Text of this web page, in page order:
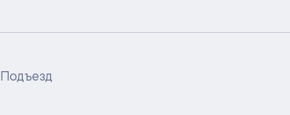
Подъезд